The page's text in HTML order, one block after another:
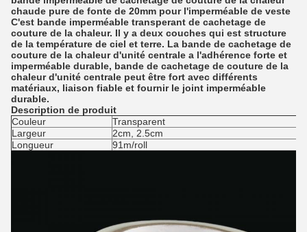
chaude pure de fonte de 20mm pour l'imperméable de veste
C'est bande imperméable transperant de cachetage de
couture de la chaleur. Il y a deux couches qui est structure
de la température de ciel et terre. La bande de cachetage de
couture de la chaleur d'unité centrale a l'adhérence forte et
imperméable durable, bande de cachetage de couture de la
chaleur d'unité centrale peut être fort avec différents
matériaux, liaison fiable et fournir le joint imperméable
durable.
Description de produit
Couleur
Transparent
Largeur
2cm, 2.5cm
Longueur
91m/roll